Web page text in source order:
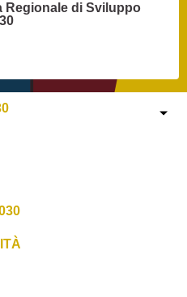
Regionale di Sviluppo